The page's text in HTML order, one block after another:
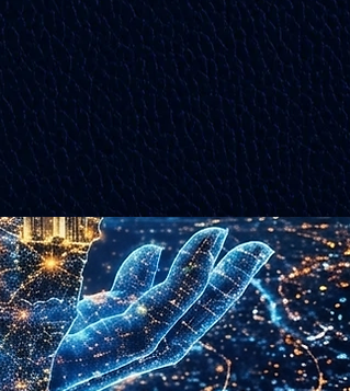
GO/NO GO
מנוע החלטות ליזם
בקרוב